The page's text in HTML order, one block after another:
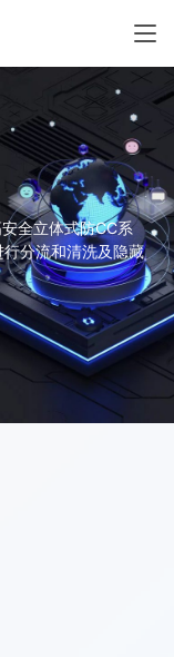
全立体式防CC系
分流和清洗及隐藏